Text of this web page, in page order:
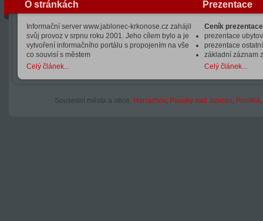
O stránkách
Informační server www.jablonec-krkonose.cz zahájil
svůj provoz v srpnu roku 2001. Jeho cílem bylo a je
vytvoření informačního portálu s propojením na vše
co souvisí s městem
Celý článek...
Prezentace
Ceník
prezentace
prezentace
základní záznam
Celý článek...
Sousední města a obce: Harrachov, Paseky nad Jizerou, Poniklá,